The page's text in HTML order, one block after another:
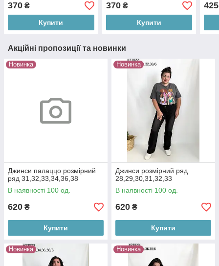
370 ₴
Купити
370₴
Купити
425
Акційні пропозиції та новинки
Новинка
Джинси палаццо розмірний
ряд 31,32,33,34,36,38
В наявності 100 од.
620 ₴
Купити
Новинка
Джинси розмірний ряд
28,29,30,31,32,33
В наявності 100 од.
620 ₴
Купити
Новинка Новинка